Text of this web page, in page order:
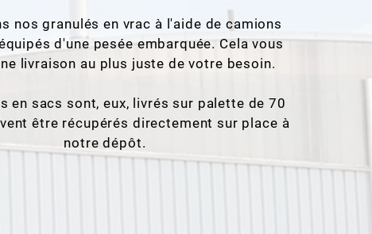
nos granulés en vrac à l'aide de camions
d'une pesée embarquée. Cela vous
livraison au plus juste de votre besoin.
en sacs sont, eux, livrés sur palette de 70
être récupérés directement sur place à
notre dépôt.